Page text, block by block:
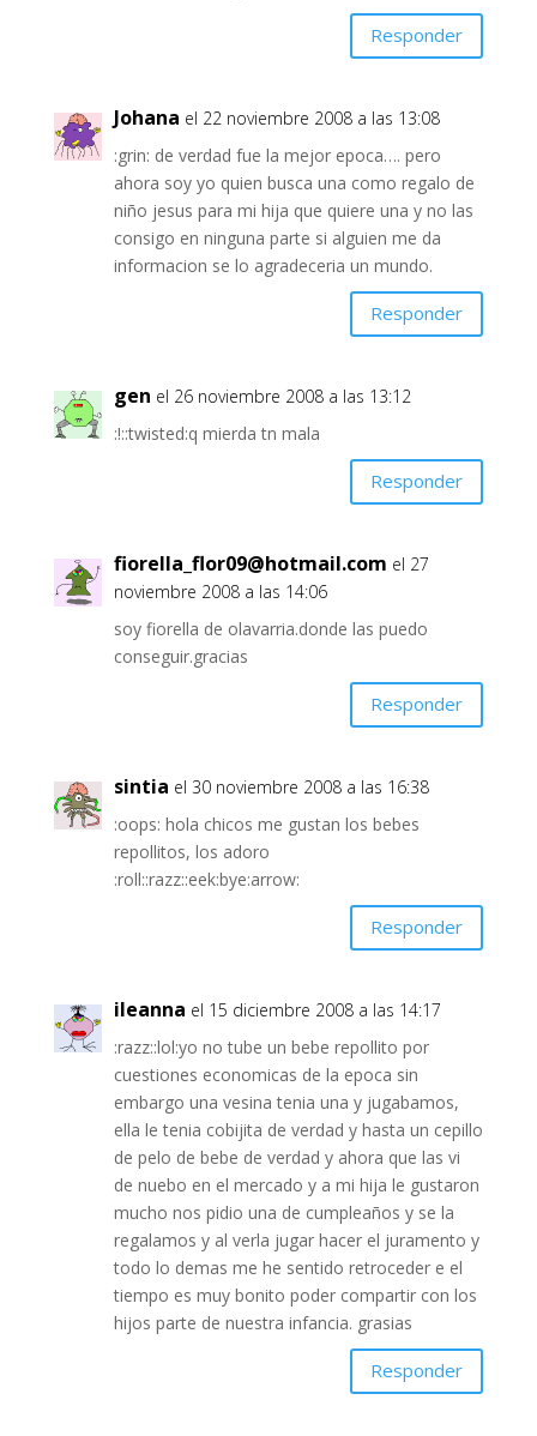
Responder
Johana el 22 noviembre 2008 a las 13:08
:grin: de verdad fue la mejor epoca…. pero
ahora soy yo quien busca una como regalo de
niño jesus para mi hija que quiere una y no las
consigo en ninguna parte si alguien me da
informacion se lo agradeceria un mundo.
Responder
gen el 26 noviembre 2008 a las 13:12
:!::twisted:q mierda tn mala
Responder
fiorella_flor09@hotmail.com el 27
noviembre 2008 a las 14:06
soy fiorella de olavarria.donde las puedo
conseguir.gracias
Responder
sintia el 30 noviembre 2008 a las 16:38
:oops: hola chicos me gustan los bebes
repollitos, los adoro
:roll::razz::eek:bye:arrow:
Responder
ileanna el 15 diciembre 2008 a las 14:17
:razz::lol:yo no tube un bebe repollito por
cuestiones economicas de la epoca sin
embargo una vesina tenia una y jugabamos,
ella le tenia cobijita de verdad y hasta un cepillo
de pelo de bebe de verdad y ahora que las vi
de nuebo en el mercado y a mi hija le gustaron
mucho nos pidio una de cumpleaños y se la
regalamos y al verla jugar hacer el juramento y
todo lo demas me he sentido retroceder e el
tiempo es muy bonito poder compartir con los
hijos parte de nuestra infancia. grasias
Responder